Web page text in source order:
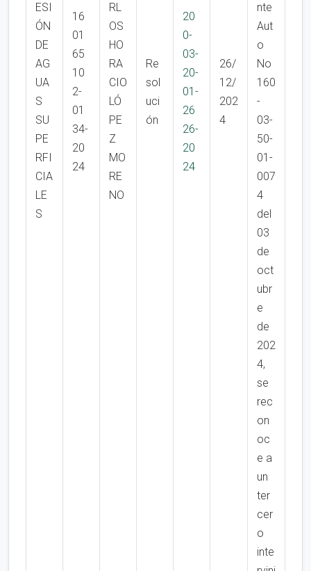
ESI
ÓN
DE
AG
UA
S
SU
PE
RFI
CIA
LE
S
16
01
65
10
2-
01
34-
20
24
RL
OS
HO
RA
CIO
LÓ
PE
Z
MO
RE
NO
Re
sol
uci
ón
20
0-
03-
20-
01-
26
26-
20
24
26/
12/
202
4
nte
Aut
o
No
160
-
03-
50-
01-
007
4
del
03
de
oct
ubr
e
de
202
4,
se
rec
on
oc
e a
un
ter
cer
o
inte